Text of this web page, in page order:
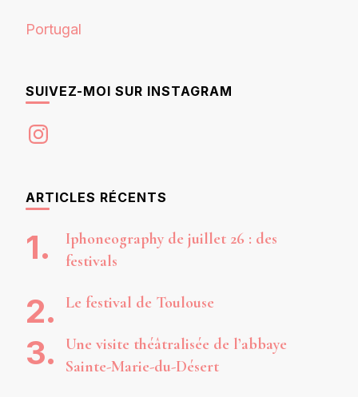
Portugal
SUIVEZ-MOI SUR INSTAGRAM
Instagram
ARTICLES RÉCENTS
Iphoneography de juillet 26 : des
festivals
Le festival de Toulouse
Une visite théâtralisée de l’abbaye
Sainte-Marie-du-Désert